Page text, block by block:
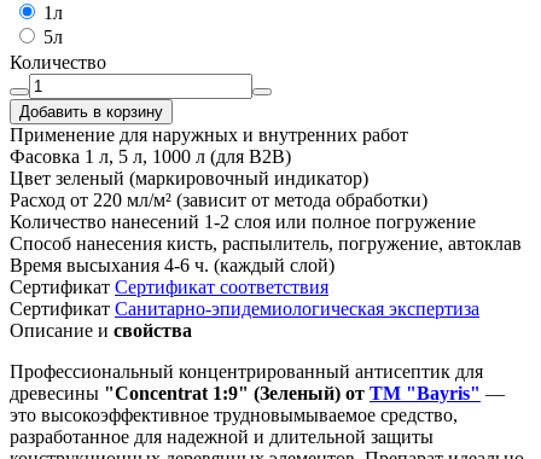
1л
5л
Количество
Добавить в корзину
Применение для наружных и внутренних работ
Фасовка 1 л, 5 л, 1000 л (для B2B)
Цвет зеленый (маркировочный индикатор)
Расход от 220 мл/м² (зависит от метода обработки)
Количество нанесений 1-2 слоя или полное погружение
Способ нанесения кисть, распылитель, погружение, автоклав
Время высыхания 4-6 ч. (каждый слой)
Сертификат Cертификат соответствия
Сертификат Санитарно-эпидемиологическая экспертиза
Описание и свойства
Профессиональный концентрированный антисептик для
древесины "Concentrat 1:9" (Зеленый) от ТМ "Bayris" —
это высокоэффективное трудновымываемое средство,
разработанное для надежной и длительной защиты